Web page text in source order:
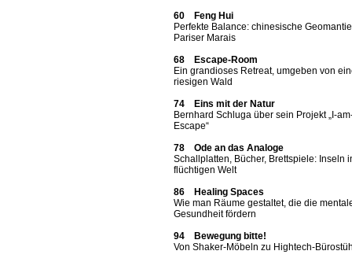
60 Feng Hui
Perfekte Balance: chinesische
Pariser Marais
68 Escape-Room
Ein grandioses Retreat, umgeben von
riesigen Wald
74 Eins mit der Natur
Bernhard Schluga über sein Projekt „I-
Escape“
78 Ode an das Analoge
Schallplatten, Bücher, Brettspiele: Inseln
flüchtigen Welt
86 Healing Spaces
Wie man Räume gestaltet, die die
Gesundheit fördern
94 Bewegung bitte!
Von Shaker-Möbeln zu Hightech-